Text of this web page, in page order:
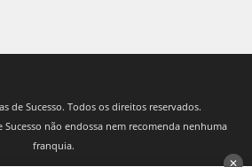
de Sucesso. Todos os direitos reservados.
Sucesso não endossa nem recomenda nenhuma
franquia.
✕